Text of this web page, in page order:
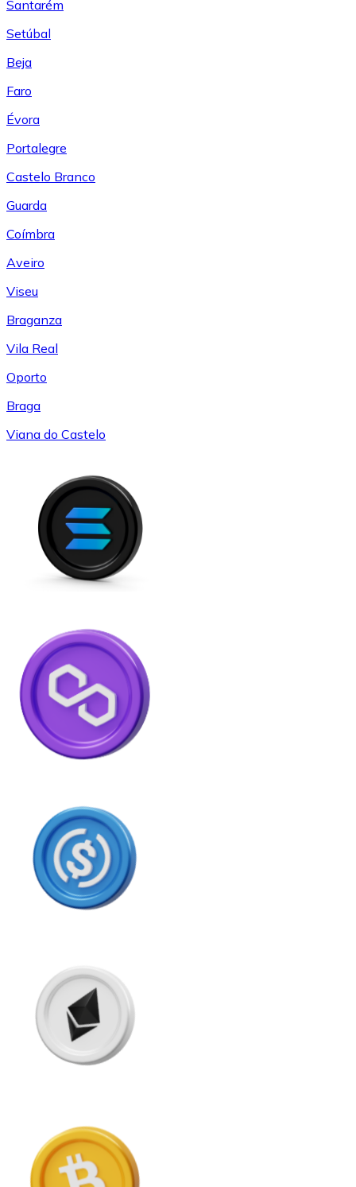
Santarém
Setúbal
Beja
Faro
Évora
Portalegre
Castelo Branco
Guarda
Coímbra
Aveiro
Viseu
Braganza
Vila Real
Oporto
Braga
Viana do Castelo